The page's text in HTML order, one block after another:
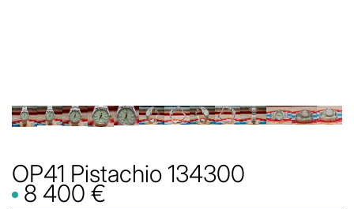
OP41 Pistachio 134300
8 400 €